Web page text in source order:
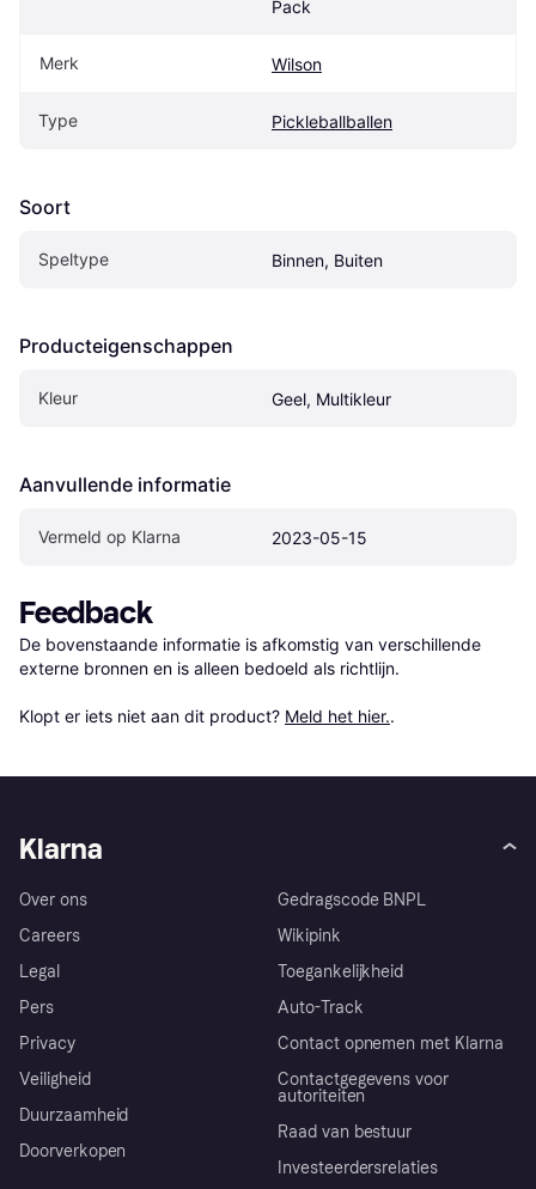
Pack
Merk Wilson
Type Pickleballballen
Soort
Speltype Binnen, Buiten
Producteigenschappen
Kleur Geel, Multikleur
Aanvullende informatie
Vermeld op Klarna 2023-05-15
Feedback
De bovenstaande informatie is afkomstig van verschillende
externe bronnen en is alleen bedoeld als richtlijn.
Klopt er iets niet aan dit product? Meld het hier..
Klarna
Over ons
Careers
Legal
Pers
Privacy
Veiligheid
Duurzaamheid
Doorverkopen
Gedragscode BNPL
Wikipink
Toegankelijkheid
Auto-Track
Contact opnemen met Klarna
Contactgegevens voor
autoriteiten
Raad van bestuur
Investeerdersrelaties